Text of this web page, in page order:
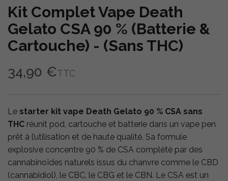
Kit Complet Vape Death
Gelato CSA 90 % (Batterie &
Cartouche) - (Sans THC)
34,90 €TTC
Le starter kit vape Death Gelato 90 % CSA sans
THC réunit pod, cartouche et batterie dans un vape pen
prêt à l’utilisation et de haute qualité. Sa formule
explosive concentre 90 % de CSA complété par des
cannabinoïdes naturels issus du chanvre comme le CBD
(cannabidiol), le CBC, le CBG et le CBN. Le CSA est un